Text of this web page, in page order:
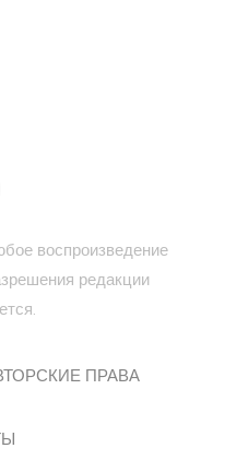
воспроизведение
редакции
ПРАВА